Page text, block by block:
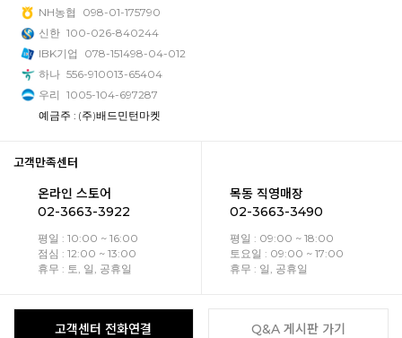
NH농협
098-01-175790
신한 100-026-840244
IBK기업
078-151498-04-012
하나 556-910013-65404
우리 1005-104-697287
예금주 : (주)배드민턴마켓
고객만족센터
온라인 스토어
02-3663-3922
평일 : 10:00 ~ 16:00
점심 : 12:00 ~ 13:00
휴무 : 토, 일, 공휴일
목동 직영매장
02-3663-3490
평일 : 09:00 ~ 18:00
토요일 : 09:00 ~ 17:00
휴무 : 일, 공휴일
고객센터 전화연결 Q&A 게시판 가기